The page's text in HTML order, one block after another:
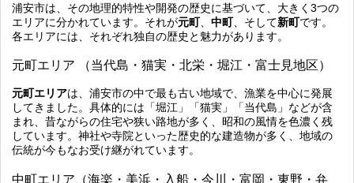
浦安市は、その地理的特性や開発の歴史に基づいて、大きく3つの
エリアに分かれています。それが元町、 中町、そして新町です。
各エリアには、それぞれ独自の歴史と魅力があります。
元町エリア （当代島・猫実・北栄・堀江・富士見地区）
元町エリアは、浦安市の中で最も古い地域で、漁業を中心に発展
してきました。具体的には「堀江」「猫実」「当代島」などが含
まれ、昔ながらの住宅や狭い路地が多く、昭和の風情を色濃く残
しています。神社や寺院といった歴史的な建造物が多く、地域の
伝統が今もなお受け継がれています。
中町エリア（海楽・美浜・入船・今川・富岡・東野・弁